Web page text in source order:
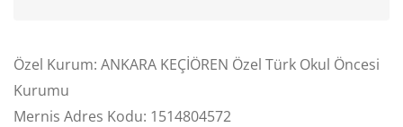
Özel Kurum: ANKARA KEÇİÖREN Özel Türk Okul Öncesi
Kurumu
Mernis Adres Kodu: 1514804572